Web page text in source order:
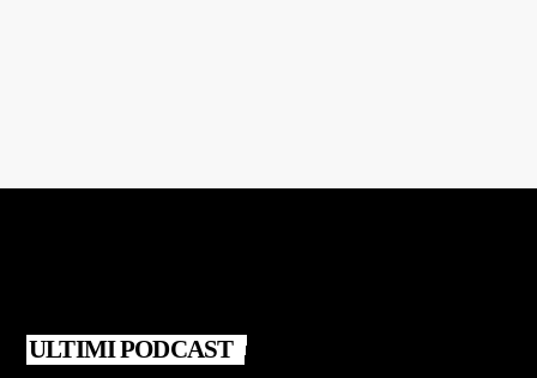
ULTIMI PODCAST